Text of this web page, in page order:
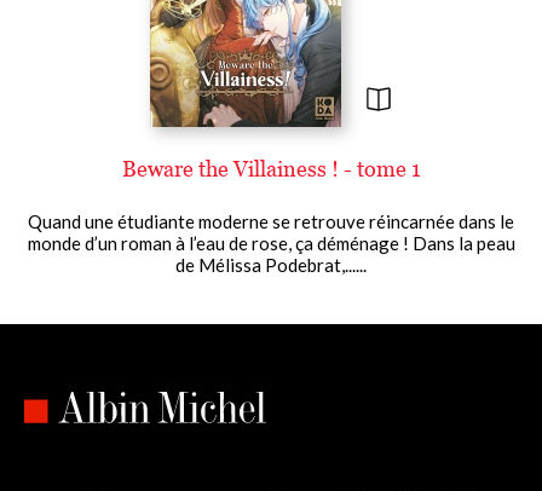
Beware the Villainess ! - tome 1
Quand une étudiante moderne se retrouve réincarnée dans le
monde d’un roman à l’eau de rose, ça déménage ! Dans la peau
de Mélissa Podebrat,......